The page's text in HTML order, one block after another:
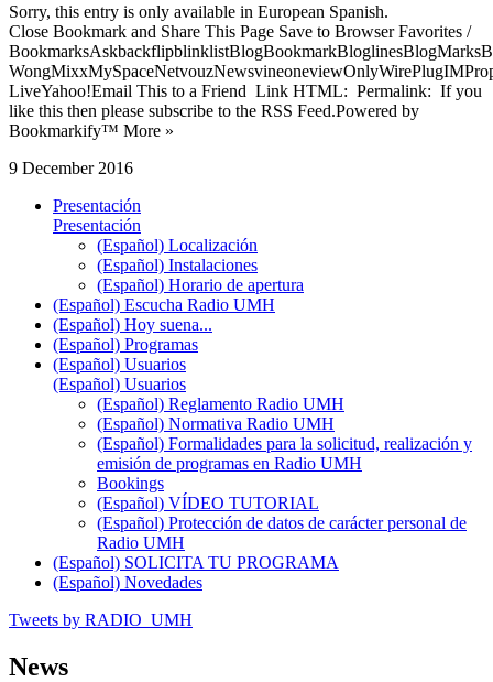
Sorry, this entry is only available in European Spanish.
Close Bookmark and Share This Page Save to Browser Favorites /
LiveYahoo!Email This to a Friend Link HTML: Permalink: If you
like this then please subscribe to the RSS Feed.Powered by
Bookmarkify™ More »
9 December 2016
Presentación
Presentación
(Español) Localización
(Español) Instalaciones
(Español) Horario de apertura
(Español) Escucha Radio UMH
(Español) Hoy suena...
(Español) Programas
(Español) Usuarios
(Español) Usuarios
(Español) Reglamento Radio UMH
(Español) Normativa Radio UMH
(Español) Formalidades para la solicitud, realización y
emisión de programas en Radio UMH
Bookings
(Español) VÍDEO TUTORIAL
(Español) Protección de datos de carácter personal de
Radio UMH
(Español) SOLICITA TU PROGRAMA
(Español) Novedades
Tweets by RADIO_UMH
News